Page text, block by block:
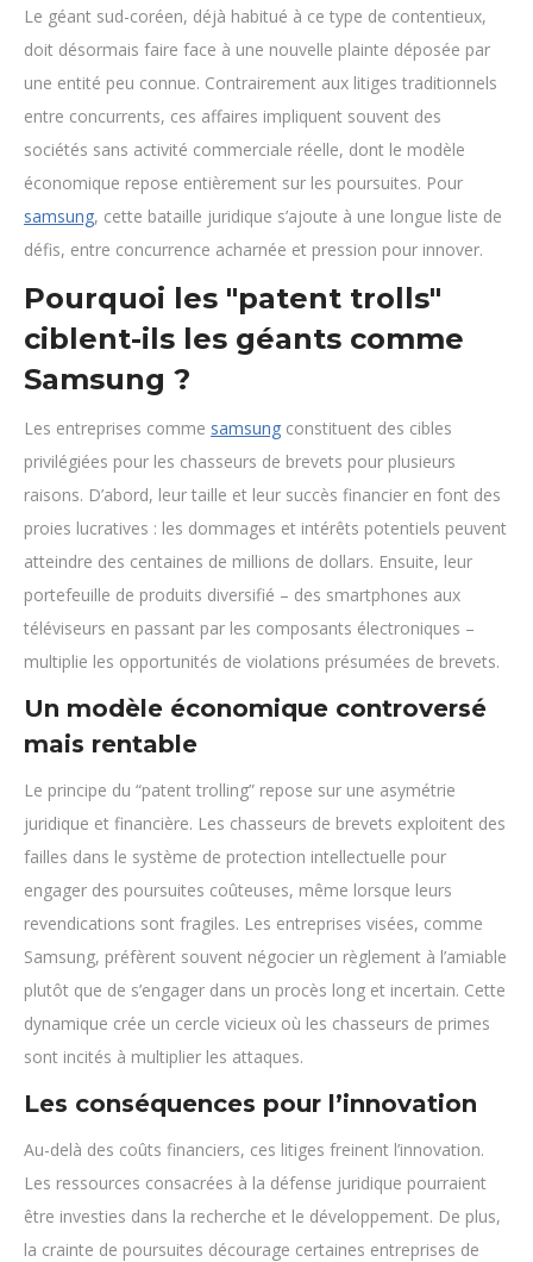
Le géant sud-coréen, déjà habitué à ce type de contentieux,
doit désormais faire face à une nouvelle plainte déposée par
une entité peu connue. Contrairement aux litiges traditionnels
entre concurrents, ces affaires impliquent souvent des
sociétés sans activité commerciale réelle, dont le modèle
économique repose entièrement sur les poursuites. Pour
samsung, cette bataille juridique s’ajoute à une longue liste de
défis, entre concurrence acharnée et pression pour innover.
Pourquoi les "patent trolls"
ciblent-ils les géants comme
Samsung ?
Les entreprises comme samsung constituent des cibles
privilégiées pour les chasseurs de brevets pour plusieurs
raisons. D’abord, leur taille et leur succès financier en font des
proies lucratives : les dommages et intérêts potentiels peuvent
atteindre des centaines de millions de dollars. Ensuite, leur
portefeuille de produits diversifié – des smartphones aux
téléviseurs en passant par les composants électroniques –
multiplie les opportunités de violations présumées de brevets.
Un modèle économique controversé
mais rentable
Le principe du “patent trolling” repose sur une asymétrie
juridique et financière. Les chasseurs de brevets exploitent des
failles dans le système de protection intellectuelle pour
engager des poursuites coûteuses, même lorsque leurs
revendications sont fragiles. Les entreprises visées, comme
Samsung, préfèrent souvent négocier un règlement à l’amiable
plutôt que de s’engager dans un procès long et incertain. Cette
dynamique crée un cercle vicieux où les chasseurs de primes
sont incités à multiplier les attaques.
Les conséquences pour l’innovation
Au-delà des coûts financiers, ces litiges freinent l’innovation.
Les ressources consacrées à la défense juridique pourraient
être investies dans la recherche et le développement. De plus,
la crainte de poursuites décourage certaines entreprises de